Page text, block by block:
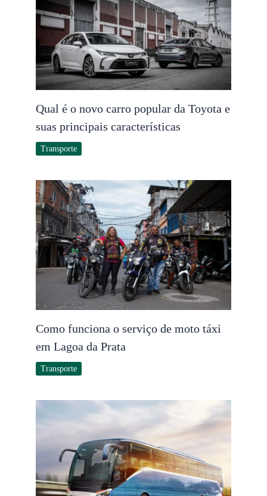
Qual é o novo carro popular da Toyota e
suas principais características
Transporte
Como funciona o serviço de moto táxi
em Lagoa da Prata
Transporte